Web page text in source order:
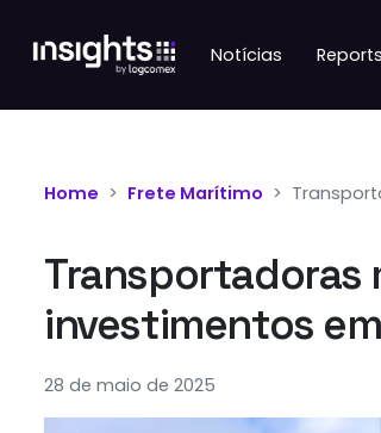
Notícias Reports
Home Frete Marítimo
Transportadoras
investimentos
28 de maio de 2025